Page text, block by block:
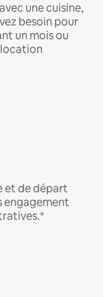
une cuisine,
besoin pour
un mois ou
et de départ
engagement